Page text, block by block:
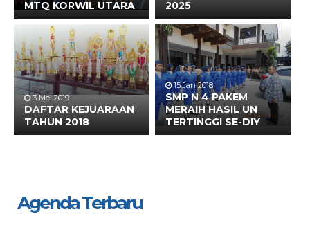
MTQ KORWIL UTARA
2025
3 Mei 2019
DAFTAR KEJUARAAN
TAHUN 2018
15 Jan 2018
SMP N 4 PAKEM
MERAIH HASIL UN
TERTINGGI SE-DIY
Agenda Terbaru